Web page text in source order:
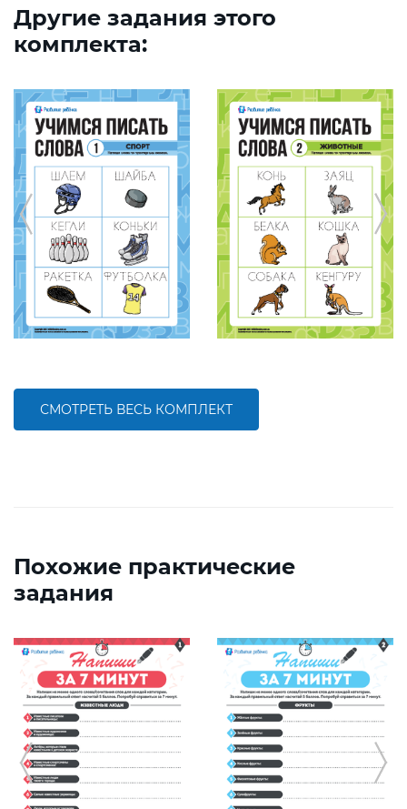
Другие задания этого
комплекта:
СМОТРЕТЬ ВЕСЬ КОМПЛЕКТ
Похожие практические
задания